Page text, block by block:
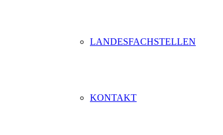
LANDESFACHSTELLEN
KONTAKT